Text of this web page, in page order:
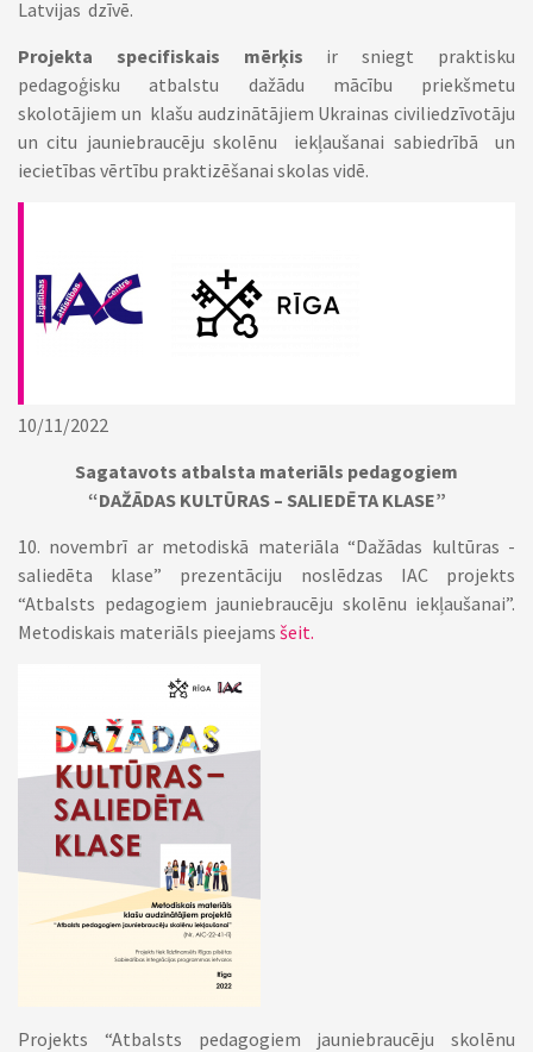
Latvijas dzīvē.
Projekta specifiskais mērķis ir sniegt praktisku
pedagoģisku atbalstu dažādu mācību priekšmetu
skolotājiem un klašu audzinātājiem Ukrainas civiliedzīvotāju
un citu jauniebraucēju skolēnu iekļaušanai sabiedrībā un
iecietības vērtību praktizēšanai skolas vidē.
10/11/2022
Sagatavots atbalsta materiāls pedagogiem
“DAŽĀDAS KULTŪRAS – SALIEDĒTA KLASE”
10. novembrī ar metodiskā materiāla “Dažādas kultūras -
saliedēta klase” prezentāciju noslēdzas IAC projekts
“Atbalsts pedagogiem jauniebraucēju skolēnu iekļaušanai”.
Metodiskais materiāls pieejams šeit.
Projekts “Atbalsts pedagogiem jauniebraucēju skolēnu